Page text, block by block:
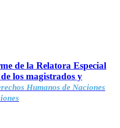
de la Relatora Especial
los magistrados y
Humanos de Naciones